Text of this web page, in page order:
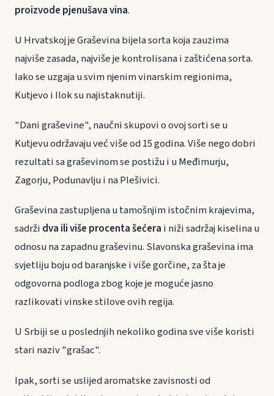
proizvode pjenušava vina.
U Hrvatskoj je Graševina bijela sorta koja zauzima
najviše zasada, najviše je kontrolisana i zaštićena sorta.
Iako se uzgaja u svim njenim vinarskim regionima,
Kutjevo i Ilok su najistaknutiji.
"Dani graševine", naučni skupovi o ovoj sorti se u
Kutjevu održavaju već više od 15 godina. Više nego dobri
rezultati sa graševinom se postižu i u Međimurju,
Zagorju, Podunavlju i na Plešivici.
Graševina zastupljena u tamošnjim istočnim krajevima,
sadrži dva ili više procenta šećera i niži sadržaj kiselina u
odnosu na zapadnu graševinu. Slavonska graševina ima
svjetliju boju od baranjske i više gorčine, za šta je
odgovorna podloga zbog koje je moguće jasno
razlikovati vinske stilove ovih regija.
U Srbiji se u poslednjih nekoliko godina sve više koristi
stari naziv "grašac".
Ipak, sorti se uslijed aromatske zavisnosti od